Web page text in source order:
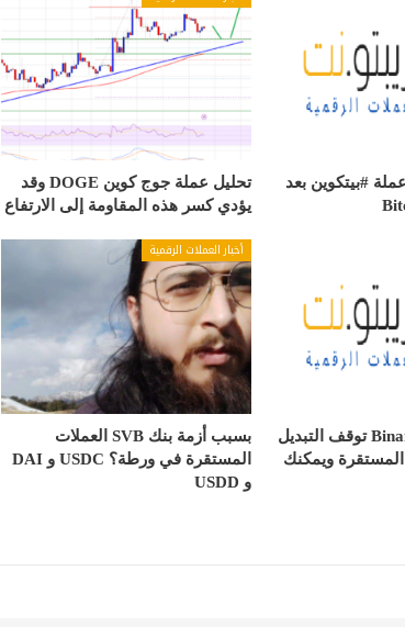
#بيتكوين بعد
تحليل عملة جوج كوين DOGE وقد
يؤدي كسر هذه المقاومة إلى الارتفاع
منصة بينانس Binance توقف التبديل
المستقرة ويمكنك
أخبار العملات الرقمية
بسبب أزمة بنك SVB العملات
المستقرة في ورطة؟ USDC و DAI
و USDD